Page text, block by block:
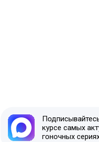
курсе самых
гоночных